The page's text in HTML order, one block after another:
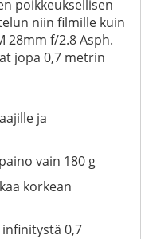
poikkeuksellisen
niin filmille kuin
28mm f/2.8 Asph.
jopa 0,7 metrin
ja
vain 180 g
korkean
0,7